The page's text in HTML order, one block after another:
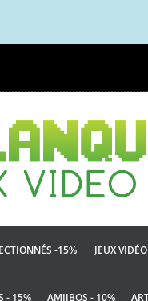
-15% JEUX VIDÉO
- 15% AMIIBOS - 10%